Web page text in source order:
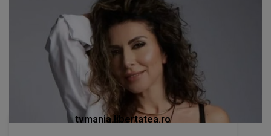
tvmania.libertatea.ro